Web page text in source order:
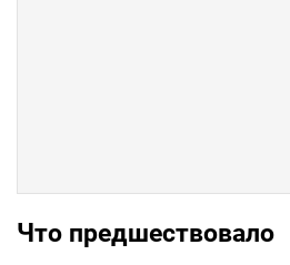
Что предшествовало